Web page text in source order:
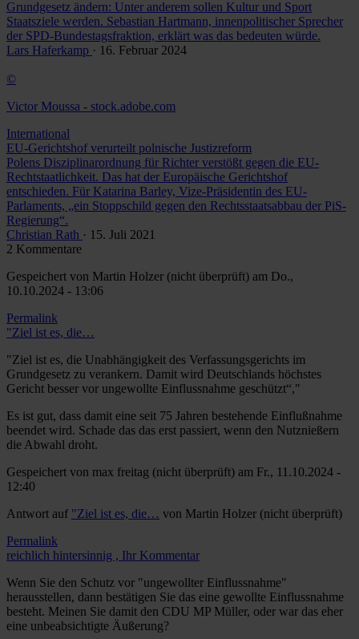
Grundgesetz ändern: Unter anderem sollen Kultur und Sport
Staatsziele werden. Sebastian Hartmann, innenpolitischer Sprecher
der SPD-Bundestagsfraktion, erklärt was das bedeuten würde.
Lars Haferkamp · 16. Februar 2024
©
Victor Moussa - stock.adobe.com
International
EU-Gerichtshof verurteilt polnische Justizreform
Polens Disziplinarordnung für Richter verstößt gegen die EU-
Rechtstaatlichkeit. Das hat der Europäische Gerichtshof
entschieden. Für Katarina Barley, Vize-Präsidentin des EU-
Parlaments, „ein Stoppschild gegen den Rechtsstaatsabbau der PiS-
Regierung“.
Christian Rath · 15. Juli 2021
2 Kommentare
Gespeichert von Martin Holzer (nicht überprüft) am Do.,
10.10.2024 - 13:06
Permalink
"Ziel ist es, die…
"Ziel ist es, die Unabhängigkeit des Verfassungsgerichts im
Grundgesetz zu verankern. Damit wird Deutschlands höchstes
Gericht besser vor ungewollte Einflussnahme geschützt“,"
Es ist gut, dass damit eine seit 75 Jahren bestehende Einflußnahme
beendet wird. Schade das das erst passiert, wenn den Nutznießern
die Abwahl droht.
Gespeichert von max freitag (nicht überprüft) am Fr., 11.10.2024 -
12:40
Antwort auf "Ziel ist es, die… von Martin Holzer (nicht überprüft)
Permalink
reichlich hintersinnig , Ihr Kommentar
Wenn Sie den Schutz vor "ungewollter Einflussnahme"
herausstellen, dann bestätigen Sie das eine gewollte Einflussnahme
besteht. Meinen Sie damit den CDU MP Müller, oder war das eher
eine unbeabsichtigte Äußerung?